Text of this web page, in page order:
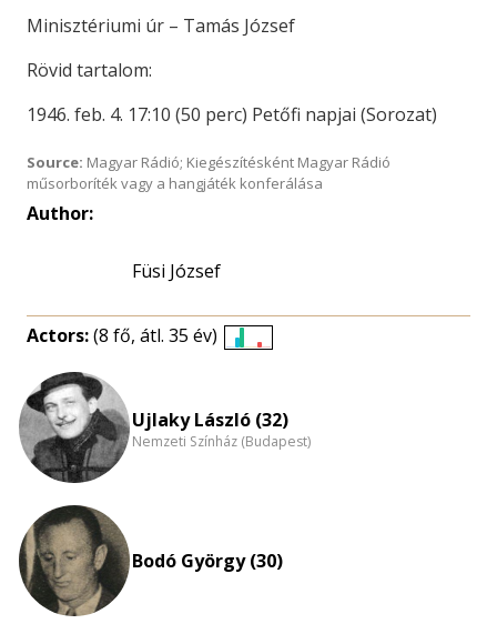
Minisztériumi úr – Tamás József
Rövid tartalom:
1946. feb. 4. 17:10 (50 perc) Petőfi napjai (Sorozat)
Source: Magyar Rádió; Kiegészítésként Magyar Rádió
műsorboríték vagy a hangjáték konferálása
Author:
Füsi József
Actors:(8 fő, átl. 35 év)
nagyítása
Ujlaky László (32)
Nemzeti Színház (Budapest)
Bodó György (30)